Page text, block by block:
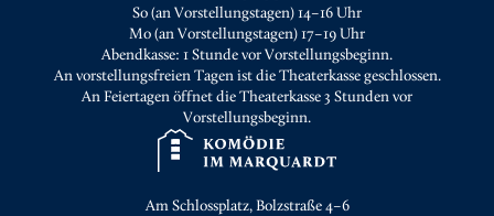
So (an Vorstellungstagen) 14–16 Uhr
Mo (an Vorstellungstagen) 17–19 Uhr
Abendkasse: 1 Stunde vor Vorstellungsbeginn.
An vorstellungsfreien Tagen ist die Theaterkasse geschlossen.
An Feiertagen öffnet die Theaterkasse 3 Stunden vor
Vorstellungsbeginn.
Am Schlossplatz, Bolzstraße 4–6